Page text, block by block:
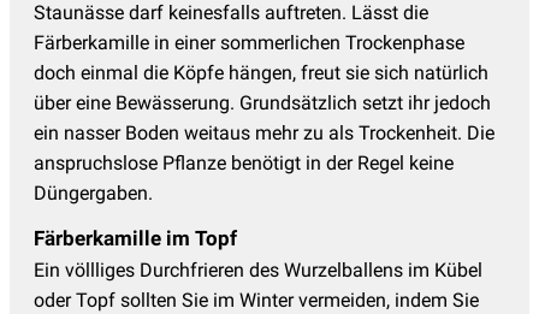
Staunässe darf keinesfalls auftreten. Lässt die
Färberkamille in einer sommerlichen Trockenphase
doch einmal die Köpfe hängen, freut sie sich natürlich
über eine Bewässerung. Grundsätzlich setzt ihr jedoch
ein nasser Boden weitaus mehr zu als Trockenheit. Die
anspruchslose Pflanze benötigt in der Regel keine
Düngergaben.
Färberkamille im Topf
Ein völlliges Durchfrieren des Wurzelballens im Kübel
oder Topf sollten Sie im Winter vermeiden, indem Sie